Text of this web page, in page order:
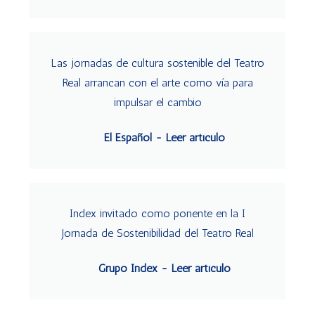
Las jornadas de cultura sostenible del Teatro
Real arrancan con el arte como vía para
impulsar el cambio
El Español - Leer artículo
Index invitado como ponente en la I
Jornada de Sostenibilidad del Teatro Real
Grupo Index - Leer artículo